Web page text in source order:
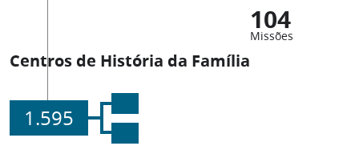
104
Missões
Centros de História da Família
1.595